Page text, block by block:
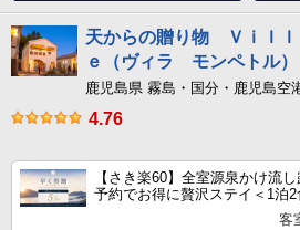
天からの贈り物 Ｖｉｌ
ｅ（ヴィラ モンペトル）
鹿児島県 霧島・国分・鹿児島空
4.76
【さき楽60】全室源泉かけ流
予約でお得に贅沢ステイ＜1泊2
客